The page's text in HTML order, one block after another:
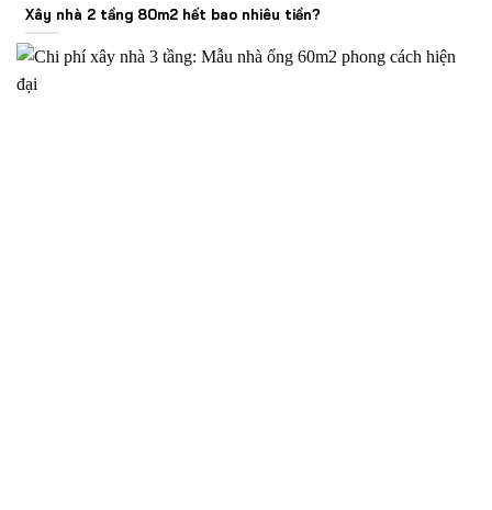
Xây nhà 2 tầng 80m2 hết bao nhiêu tiền?